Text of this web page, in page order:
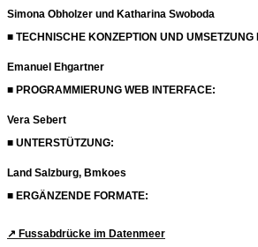
Simona Obholzer und Katharina Swoboda
■ TECHNISCHE KONZEPTION UND UMSETZUNG
Emanuel Ehgartner
■ PROGRAMMIERUNG WEB INTERFACE:
Vera Sebert
■ UNTERSTÜTZUNG:
Land Salzburg, Bmkoes
■ ERGÄNZENDE FORMATE:
↗︎ Fussabdrücke im Datenmeer